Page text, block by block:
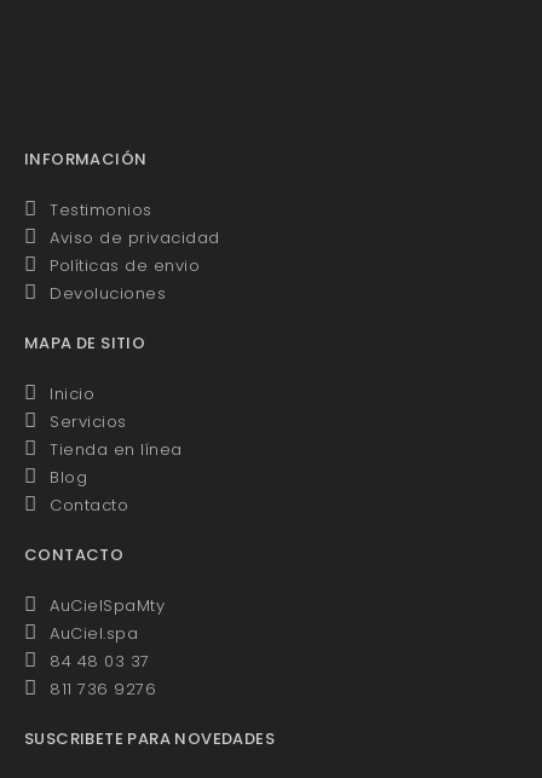
INFORMACIÓN
Testimonios
Aviso de privacidad
Políticas de envio
Devoluciones
MAPA DE SITIO
Inicio
Servicios
Tienda en línea
Blog
Contacto
CONTACTO
AuCielSpaMty
AuCiel.spa
84 48 03 37
811 736 9276
SUSCRIBETE PARA NOVEDADES